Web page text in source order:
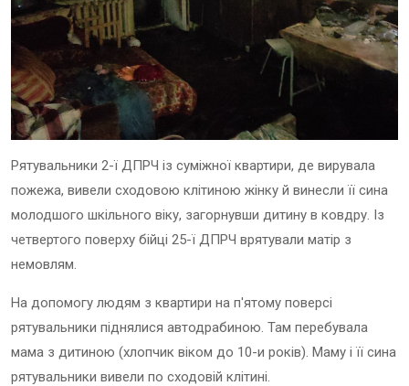
Рятувальники 2-ї ДПРЧ із суміжної квартири, де вирувала
пожежа, вивели сходовою клітиною жінку й винесли її сина
молодшого шкільного віку, загорнувши дитину в ковдру. Із
четвертого поверху бійці 25-ї ДПРЧ врятували матір з
немовлям.
На допомогу людям з квартири на п'ятому поверсі
рятувальники піднялися автодрабиною. Там перебувала
мама з дитиною (хлопчик віком до 10-и років). Маму і її сина
рятувальники вивели по сходовій клітині.